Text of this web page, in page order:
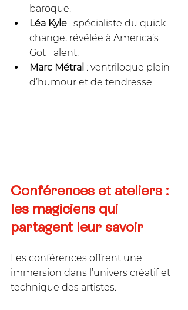
baroque.
Léa Kyle : spécialiste du quick
change, révélée à America’s
Got Talent.
Marc Métral : ventriloque plein
d’humour et de tendresse.
Conférences et ateliers :
les magiciens qui
partagent leur savoir
Les conférences offrent une
immersion dans l’univers créatif et
technique des artistes.